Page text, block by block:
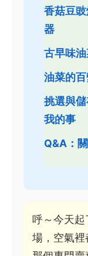
香菇豆
器
古早味
油菜的
挑選與
我的事
Q&A：
呼～今天
場，空氣裡